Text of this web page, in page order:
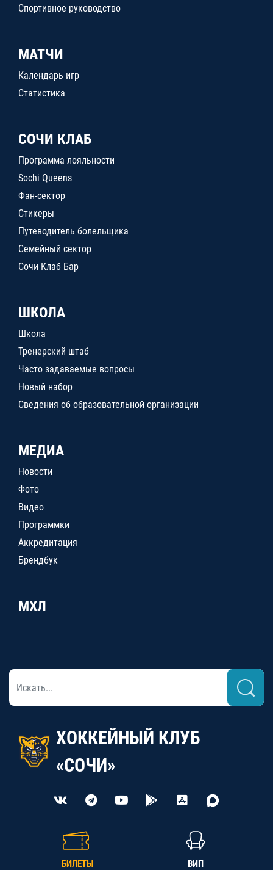
Спортивное руководство
МАТЧИ
Календарь игр
Статистика
СОЧИ КЛАБ
Программа лояльности
Sochi Queens
Фан-сектор
Стикеры
Путеводитель болельщика
Семейный сектор
Сочи Клаб Бар
ШКОЛА
Школа
Тренерский штаб
Часто задаваемые вопросы
Новый набор
Сведения об образовательной организации
МЕДИА
Новости
Фото
Видео
Программки
Аккредитация
Брендбук
МХЛ
ХОККЕЙНЫЙ КЛУБ
«СОЧИ»
БИЛЕТЫ ВИП